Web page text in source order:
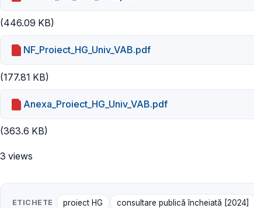
(446.09 KB)
NF_Proiect_HG_Univ_VAB.pdf
(177.81 KB)
Anexa_Proiect_HG_Univ_VAB.pdf
(363.6 KB)
3 views
ETICHETE proiect HG consultare publică încheiată [2024]